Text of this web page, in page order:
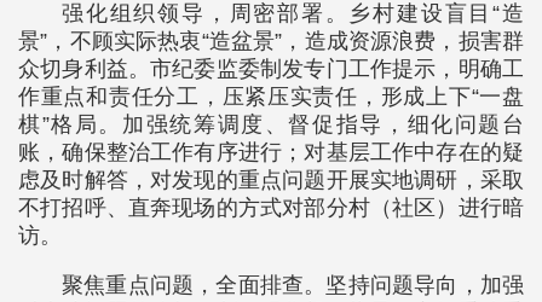
强化组织领导，周密部署。乡村建设盲目“造
景”，不顾实际热衷“造盆景”，造成资源浪费，损害群
众切身利益。市纪委监委制发专门工作提示，明确工
作重点和责任分工，压紧压实责任，形成上下“一盘
棋”格局。加强统筹调度、督促指导，细化问题台
账，确保整治工作有序进行；对基层工作中存在的疑
虑及时解答，对发现的重点问题开展实地调研，采取
不打招呼、直奔现场的方式对部分村（社区）进行暗
访。
聚焦重点问题，全面排查。坚持问题导向，加强